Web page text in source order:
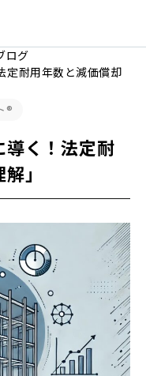
ログ
定耐用年数と減価償却
®
導く！法定耐
」